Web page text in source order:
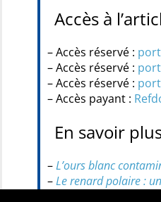
Accès à
– Accès réservé :
– Accès réservé :
– Accès réservé :
– Accès payant :
En savoir
–L’ours blanc
–Le renard polaire :